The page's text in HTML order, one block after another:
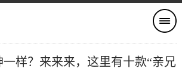
样？来来来，这里有十款“亲兄